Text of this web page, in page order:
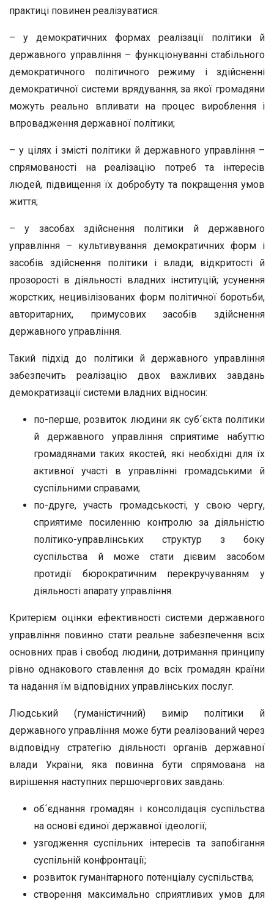
практиці повинен реалізуватися:
– у демократичних формах реалізації політики й
державного управління – функціонуванні стабільного
демократичного політичного режиму і здійсненні
демократичної системи врядування, за якої громадяни
можуть реально впливати на процес вироблення і
впровадження державної політики;
– у цілях і змісті політики й державного управління –
спрямованості на реалізацію потреб та інтересів
людей, підвищення їх добробуту та покращення умов
життя;
– у засобах здійснення політики й державного
управління – культивування демократичних форм і
засобів здійснення політики і влади; відкритості й
прозорості в діяльності владних інституцій; усунення
жорстких, нецивілізованих форм політичної боротьби,
авторитарних, примусових засобів здійснення
державного управління.
Такий підхід до політики й державного управління
забезпечить реалізацію двох важливих завдань
демократизації системи владних відносин:
по-перше, розвиток людини як суб´єкта політики
й державного управління сприятиме набуттю
громадянами таких якостей, які необхідні для їх
активної участі в управлінні громадськими й
суспільними справами;
по-друге, участь громадськості, у свою чергу,
сприятиме посиленню контролю за діяльністю
політико-управлінських структур з боку
суспільства й може стати дієвим засобом
протидії бюрократичним перекручуванням у
діяльності апарату управління.
Критерієм оцінки ефективності системи державного
управління повинно стати реальне забезпечення всіх
основних прав і свобод людини, дотримання принципу
рівно однакового ставлення до всіх громадян країни
та надання їм відповідних управлінських послуг.
Людський (гуманістичний) вимір політики й
державного управління може бути реалізований через
відповідну стратегію діяльності органів державної
влади України, яка повинна бути спрямована на
вирішення наступних першочергових завдань:
об´єднання громадян і консолідація суспільства
на основі єдиної державної ідеології;
узгодження суспільних інтересів та запобігання
суспільній конфронтації;
розвиток гуманітарного потенціалу суспільства;
створення максимально сприятливих умов для